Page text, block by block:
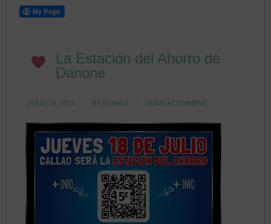
La Estación del Ahorro de
Danone
JULIO 16, 2013 BY BLANCA LEAVE A COMMENT